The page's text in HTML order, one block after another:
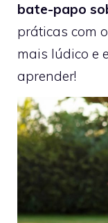
bate-papo
práticas com
mais lúdico e
aprender!